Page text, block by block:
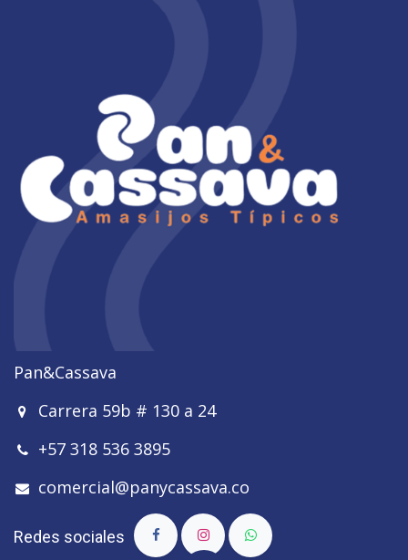
Pan&Cassava
Carrera 59b # 130 a 24
+57 318 536 3895
comercial@panycassava.co
Redes sociales